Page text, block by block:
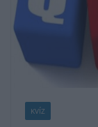
KVÍZ